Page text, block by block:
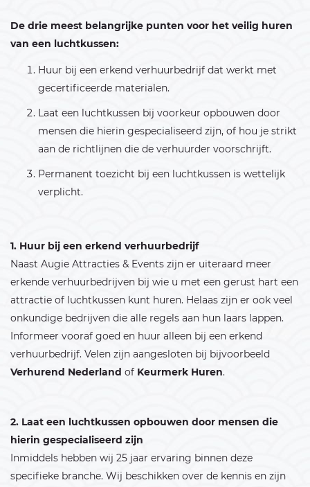
De drie meest belangrijke punten voor het veilig huren
van een luchtkussen:
Huur bij een erkend verhuurbedrijf dat werkt met
gecertificeerde materialen.
Laat een luchtkussen bij voorkeur opbouwen door
mensen die hierin gespecialiseerd zijn, of hou je strikt
aan de richtlijnen die de verhuurder voorschrijft.
Permanent toezicht bij een luchtkussen is wettelijk
verplicht.
1. Huur bij een erkend verhuurbedrijf
Naast Augie Attracties & Events zijn er uiteraard meer
erkende verhuurbedrijven bij wie u met een gerust hart een
attractie of luchtkussen kunt huren. Helaas zijn er ook veel
onkundige bedrijven die alle regels aan hun laars lappen.
Informeer vooraf goed en huur alleen bij een erkend
verhuurbedrijf. Velen zijn aangesloten bij bijvoorbeeld
Verhurend Nederland of Keurmerk Huren.
2. Laat een luchtkussen opbouwen door mensen die
hierin gespecialiseerd zijn
Inmiddels hebben wij 25 jaar ervaring binnen deze
specifieke branche. Wij beschikken over de kennis en zijn